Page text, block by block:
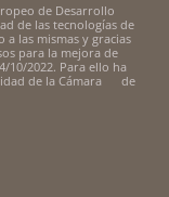
de Desarrollo
de las tecnologías de
a las mismas y gracias
para la mejora de
2022. Para ello ha
de la Cámara de